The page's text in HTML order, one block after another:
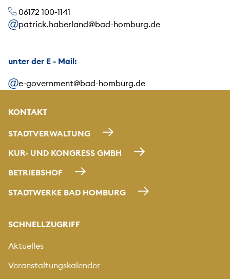
06172 100-1141
patrick.haberland@bad-homburg.de
unter der E - Mail:
e-government@bad-homburg.de
KONTAKT
STADTVERWALTUNG
KUR- UND KONGRESS GMBH
BETRIEBSHOF
STADTWERKE BAD HOMBURG
SCHNELLZUGRIFF
Aktuelles
Veranstaltungskalender